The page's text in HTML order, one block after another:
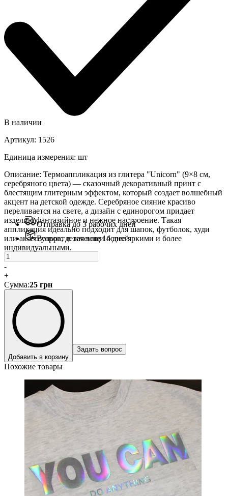
В наличии
Артикул: 1526
Единица измерения: шт
Описание: Термоаппликация из глитера "Unicorn" (9×8 см,
серебряного цвета) — сказочный декоративный принт с
блестящим глитерным эффектом, который создает волшебный
акцент на детской одежде. Серебряное сияние красиво
переливается на свете, а дизайн с единорогом придает
изделию фантазийное и нежное настроение. Такая
аппликация идеально подходит для шапок, футболок, худи
или аксессуаров, делая вещи более яркими и более
индивидуальными.
Отправка до 3 рабочих дней
Возврат в течение 14 дней
-
+
Сумма:25 грн
Добавить в корзину
Задать вопрос
Похожие товары